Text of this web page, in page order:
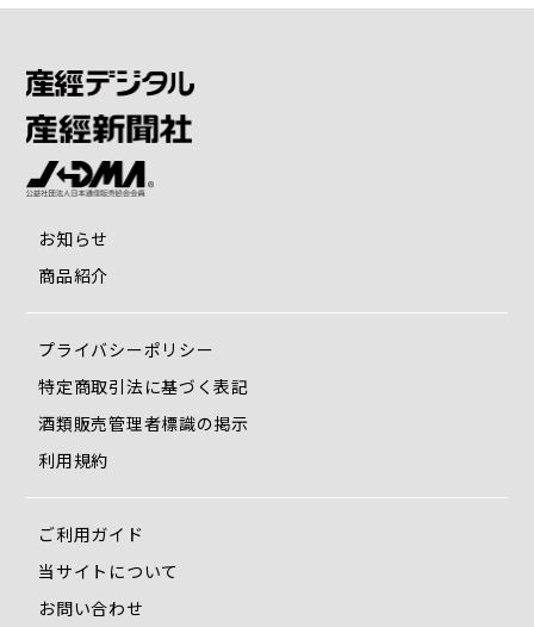
お知らせ
商品紹介
プライバシーポリシー
特定商取引法に基づく表記
酒類販売管理者標識の掲示
利用規約
ご利用ガイド
当サイトについて
お問い合わせ